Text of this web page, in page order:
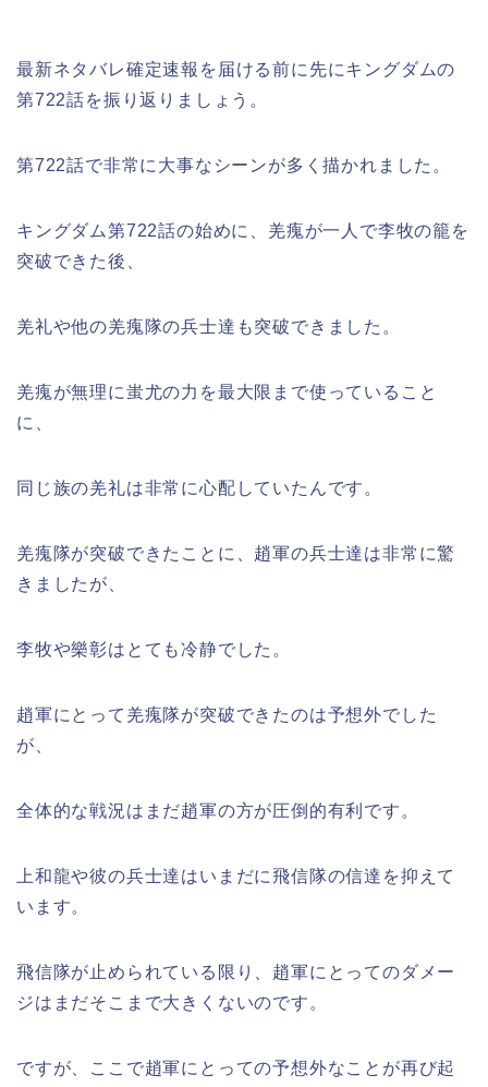
最新ネタバレ確定速報を届ける前に先にキングダムの
第722話を振り返りましょう。
第722話で非常に大事なシーンが多く描かれました。
キングダム第722話の始めに、羌瘣が一人で李牧の籠を
突破できた後、
羌礼や他の羌瘣隊の兵士達も突破できました。
羌瘣が無理に蚩尤の力を最大限まで使っていること
に、
同じ族の羌礼は非常に心配していたんです。
羌瘣隊が突破できたことに、趙軍の兵士達は非常に驚
きましたが、
李牧や樂彰はとても冷静でした。
趙軍にとって羌瘣隊が突破できたのは予想外でした
が、
全体的な戦況はまだ趙軍の方が圧倒的有利です。
上和龍や彼の兵士達はいまだに飛信隊の信達を抑えて
います。
飛信隊が止められている限り、趙軍にとってのダメー
ジはまだそこまで大きくないのです。
ですが、ここで趙軍にとっての予想外なことが再び起